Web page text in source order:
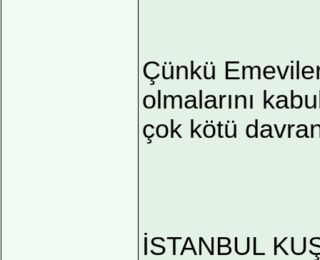
Çünkü
olmalarını
çok kötü
İSTANBUL